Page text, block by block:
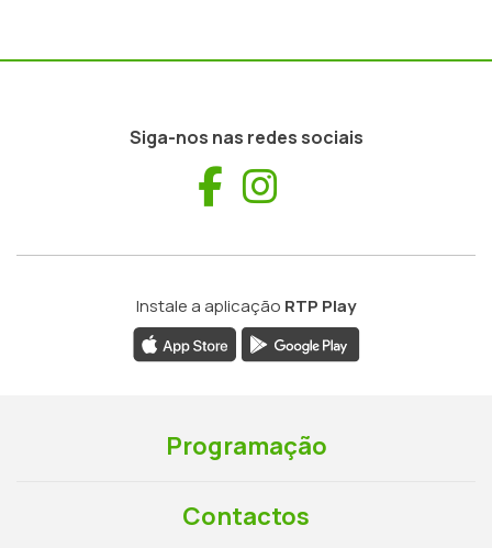
Siga-nos nas redes sociais
Facebook
Instale a aplicação RTP Play
Programação
Contactos